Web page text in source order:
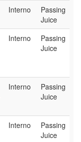
Interno
Passing
Juice
Interno
Passing
Juice
Interno
Passing
Juice
Interno
Passing
Juice